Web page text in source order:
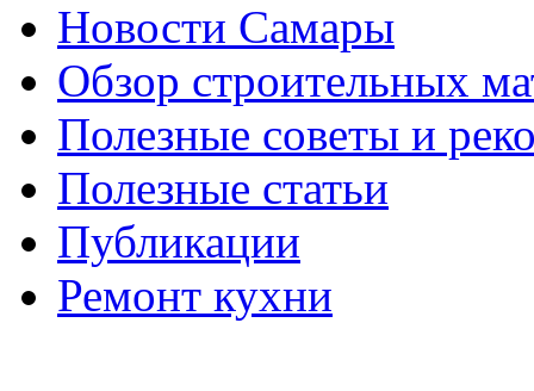
Новости Самары
Обзор строительных
Полезные советы и
Полезные статьи
Публикации
Ремонт кухни